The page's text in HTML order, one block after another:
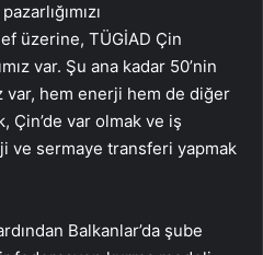
üzerine, TÜGİAD Çin
var. Şu ana kadar 50’nin
var, hem enerji hem de diğer
Çin’de var olmak ve iş
ve sermaye transferi yapmak
Balkanlar’da şube